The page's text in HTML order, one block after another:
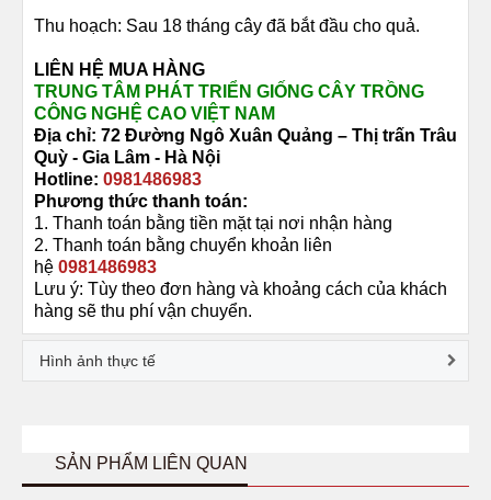
Thu hoạch: Sau 18 tháng cây đã bắt đầu cho quả.
LIÊN HỆ MUA HÀNG
TRUNG TÂM PHÁT TRIỂN GIỐNG CÂY TRỒNG
CÔNG NGHỆ CAO VIỆT NAM
Địa chỉ: 72 Đường Ngô Xuân Quảng – Thị trấn Trâu
Quỳ - Gia Lâm - Hà Nội
Hotline: 0981486983
Phương thức thanh toán:
1. Thanh toán bằng tiền mặt tại nơi nhận hàng
2. Thanh toán bằng chuyển khoản liên
hệ 0981486983
Lưu ý: Tùy theo đơn hàng và khoảng cách của khách
hàng sẽ thu phí vận chuyển.
Hình ảnh thực tế
SẢN PHẨM LIÊN QUAN